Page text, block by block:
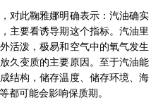
对此鞠雅娜明确表示：汽油确实
主要看诱导期这个指标。汽油里
活泼，极易和空气中的氧气发生
久变质的主要原因。至于汽油能
结构，储存温度、储存环境、海
都可能会影响保质期。